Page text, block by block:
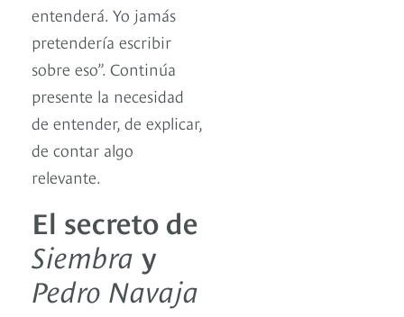
entenderá. Yo jamás
pretendería escribir
sobre eso”. Continúa
presente la necesidad
de entender, de explicar,
de contar algo
relevante.
El secreto de
Siembra y
Pedro Navaja